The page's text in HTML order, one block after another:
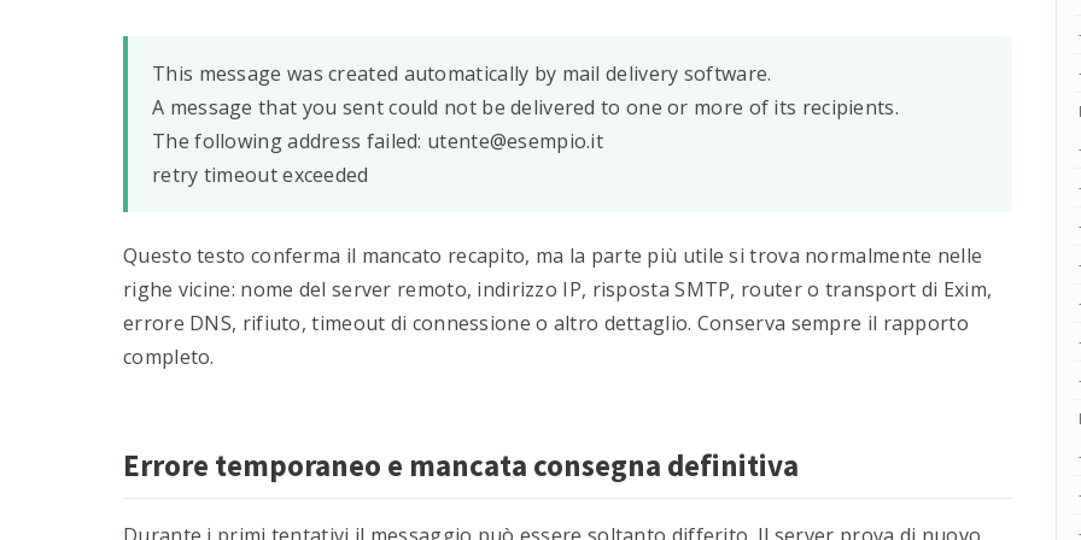
This message was created automatically by mail delivery software.
A message that you sent could not be delivered to one or more of its recipients.
The following address failed: utente@esempio.it
retry timeout exceeded
Questo testo conferma il mancato recapito, ma la parte più utile si trova normalmente nelle
righe vicine: nome del server remoto, indirizzo IP, risposta SMTP, router o transport di Exim,
errore DNS, rifiuto, timeout di connessione o altro dettaglio. Conserva sempre il rapporto
completo.
Errore temporaneo e mancata consegna definitiva